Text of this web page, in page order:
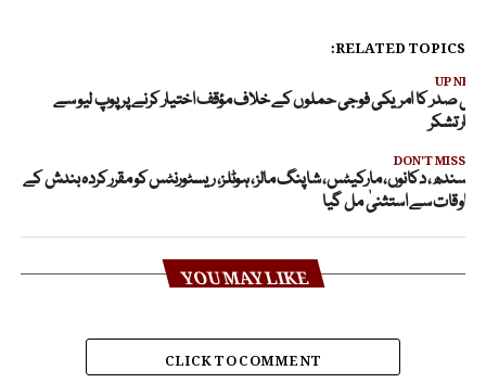
RELATED TOPICS:
UP
صدر کا امریکی فوجی حملوں کے خلاف مؤقف اختیار کرنے پرپوپ لیو سے
تشکر
DON'T MISS
سندھ، دکانوں، مارکیٹس، شاپنگ مالز، ہوٹلز، ریسٹورنٹس کو مقرر کردہ بندش کے
اوقات سے استثنیٰ مل گیا
YOU MAY LIKE
CLICK TO COMMENT